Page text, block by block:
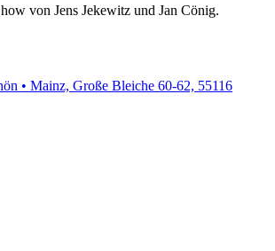
von Jens Jekewitz und Jan Cönig.
• Mainz, Große Bleiche 60-62, 55116